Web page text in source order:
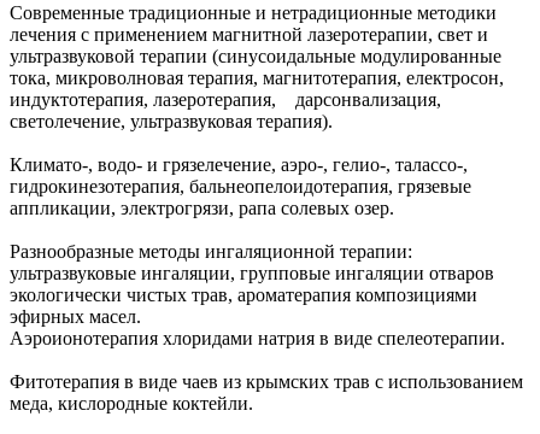
Современные традиционные и нетрадиционные методики
лечения с применением магнитной лазеротерапии, свет и
ультразвуковой терапии (синусоидальные модулированные
тока, микроволновая терапия, магнитотерапия, електросон,
индуктотерапия, лазеротерапия, дарсонвализация,
светолечение, ультразвуковая терапия).
Климато-, водо- и грязелечение, аэро-, гелио-, талассо-,
гидрокинезотерапия, бальнеопелоидотерапия, грязевые
аппликации, электрогрязи, рапа солевых озер.
Разнообразные методы ингаляционной терапии:
ультразвуковые ингаляции, групповые ингаляции отваров
экологически чистых трав, ароматерапия композициями
эфирных масел.
Аэроионотерапия хлоридами натрия в виде спелеотерапии.
Фитотерапия в виде чаев из крымских трав с использованием
меда, кислородные коктейли.